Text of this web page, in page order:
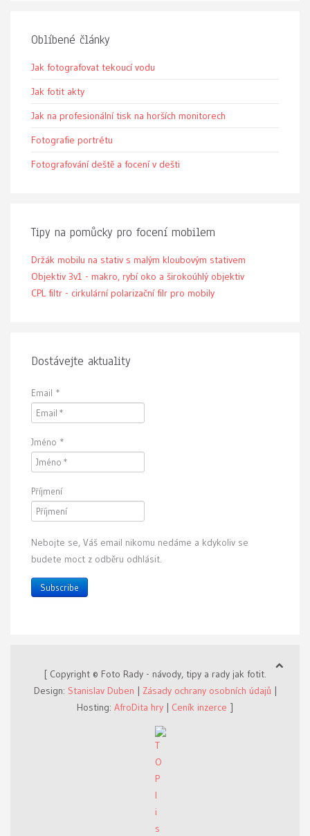
Oblíbené články
Jak fotografovat tekoucí vodu
Jak fotit akty
Jak na profesionální tisk na horších monitorech
Fotografie portrétu
Fotografování deště a focení v dešti
Tipy na pomůcky pro focení mobilem
Držák mobilu na stativ s malým kloubovým stativem
Objektiv 3v1 - makro, rybí oko a širokoúhlý objektiv
CPL filtr - cirkulární polarizační filr pro mobily
Dostávejte aktuality
Email *
Jméno *
Příjmení
Nebojte se, Váš email nikomu nedáme a kdykoliv se
budete moct z odběru odhlásit.
Subscribe
[ Copyright © Foto Rady - návody, tipy a rady jak fotit.
Design: Stanislav Duben Zásady ochrany osobních údajů|
Hosting: AfroDita hry Ceník inzerce ]